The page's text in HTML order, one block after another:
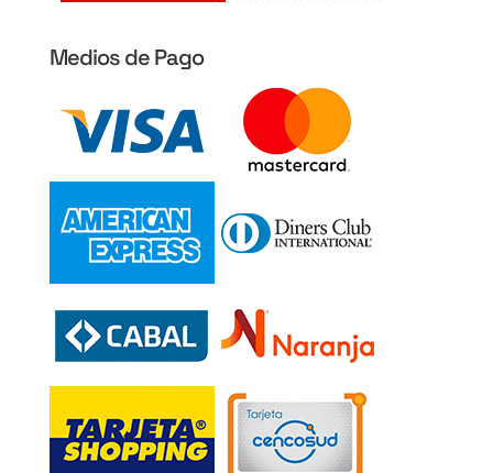
Medios de Pago